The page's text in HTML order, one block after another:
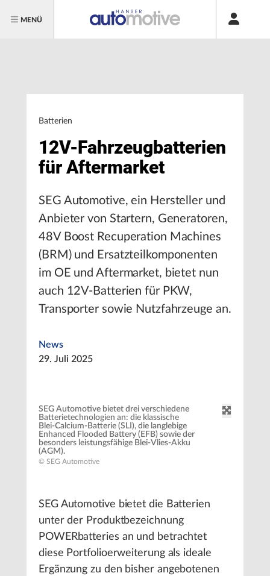
MENÜ
Batterien
12V-Fahrzeugbatterien
für Aftermarket
SEG Automotive, ein Hersteller und
Anbieter von Startern, Generatoren,
48V Boost Recuperation Machines
(BRM) und Ersatzteilkomponenten
im OE und Aftermarket, bietet nun
auch 12V-Batterien für PKW,
Transporter sowie Nutzfahrzeuge an.
News
29. Juli 2025
SEG Automotive bietet drei verschiedene
Batterietechnologien an: die klassische
Blei-Calcium-Batterie (SLI), die langlebige
Enhanced Flooded Battery (EFB) sowie der
besonders leistungsfähige Blei-Vlies-Akku
(AGM).
© SEG Automotive
SEG Automotive bietet die Batterien
unter der Produktbezeichnung
POWERbatteries an und betrachtet
diese Portfolioerweiterung als ideale
Ergänzung zu den bisher angebotenen